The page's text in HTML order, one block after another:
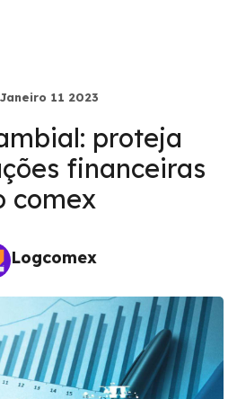
Janeiro 11 2023
proteja
financeiras
comex
Logcomex